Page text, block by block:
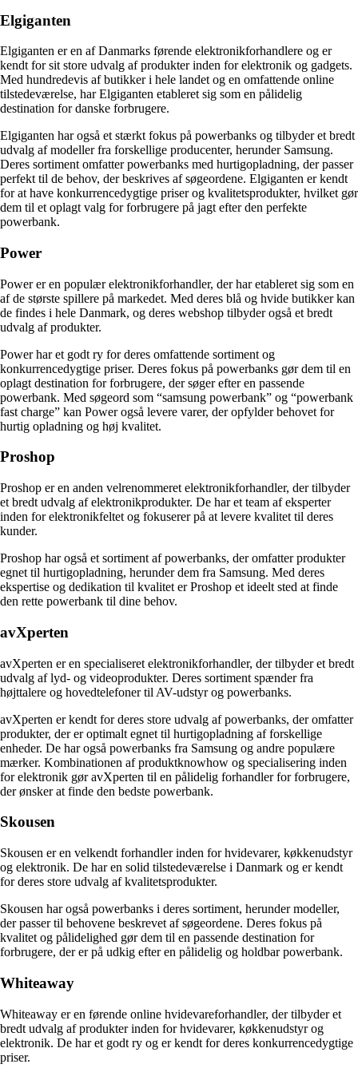
Elgiganten
Elgiganten er en af Danmarks førende elektronikforhandlere og er
kendt for sit store udvalg af produkter inden for elektronik og gadgets.
Med hundredevis af butikker i hele landet og en omfattende online
tilstedeværelse, har Elgiganten etableret sig som en pålidelig
destination for danske forbrugere.
Elgiganten har også et stærkt fokus på powerbanks og tilbyder et bredt
udvalg af modeller fra forskellige producenter, herunder Samsung.
Deres sortiment omfatter powerbanks med hurtigopladning, der passer
perfekt til de behov, der beskrives af søgeordene. Elgiganten er kendt
for at have konkurrencedygtige priser og kvalitetsprodukter, hvilket gør
dem til et oplagt valg for forbrugere på jagt efter den perfekte
powerbank.
Power
Power er en populær elektronikforhandler, der har etableret sig som en
af de største spillere på markedet. Med deres blå og hvide butikker kan
de findes i hele Danmark, og deres webshop tilbyder også et bredt
udvalg af produkter.
Power har et godt ry for deres omfattende sortiment og
konkurrencedygtige priser. Deres fokus på powerbanks gør dem til en
oplagt destination for forbrugere, der søger efter en passende
powerbank. Med søgeord som “samsung powerbank” og “powerbank
fast charge” kan Power også levere varer, der opfylder behovet for
hurtig opladning og høj kvalitet.
Proshop
Proshop er en anden velrenommeret elektronikforhandler, der tilbyder
et bredt udvalg af elektronikprodukter. De har et team af eksperter
inden for elektronikfeltet og fokuserer på at levere kvalitet til deres
kunder.
Proshop har også et sortiment af powerbanks, der omfatter produkter
egnet til hurtigopladning, herunder dem fra Samsung. Med deres
ekspertise og dedikation til kvalitet er Proshop et ideelt sted at finde
den rette powerbank til dine behov.
avXperten
avXperten er en specialiseret elektronikforhandler, der tilbyder et bredt
udvalg af lyd- og videoprodukter. Deres sortiment spænder fra
højttalere og hovedtelefoner til AV-udstyr og powerbanks.
avXperten er kendt for deres store udvalg af powerbanks, der omfatter
produkter, der er optimalt egnet til hurtigopladning af forskellige
enheder. De har også powerbanks fra Samsung og andre populære
mærker. Kombinationen af produktknowhow og specialisering inden
for elektronik gør avXperten til en pålidelig forhandler for forbrugere,
der ønsker at finde den bedste powerbank.
Skousen
Skousen er en velkendt forhandler inden for hvidevarer, køkkenudstyr
og elektronik. De har en solid tilstedeværelse i Danmark og er kendt
for deres store udvalg af kvalitetsprodukter.
Skousen har også powerbanks i deres sortiment, herunder modeller,
der passer til behovene beskrevet af søgeordene. Deres fokus på
kvalitet og pålidelighed gør dem til en passende destination for
forbrugere, der er på udkig efter en pålidelig og holdbar powerbank.
Whiteaway
Whiteaway er en førende online hvidevareforhandler, der tilbyder et
bredt udvalg af produkter inden for hvidevarer, køkkenudstyr og
elektronik. De har et godt ry og er kendt for deres konkurrencedygtige
priser.